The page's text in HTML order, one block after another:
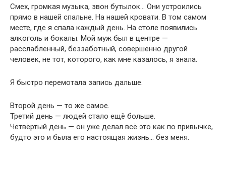
Смех, громкая музыка, звон бутылок… Они устроились
прямо в нашей спальне. На нашей кровати. В том самом
месте, где я спала каждый день. На столе появились
алкоголь и бокалы. Мой муж был в центре —
расслабленный, беззаботный, совершенно другой
человек, не тот, которого, как мне казалось, я знала.
Я быстро перемотала запись дальше.
Второй день — то же самое.
Третий день — людей стало ещё больше.
Четвёртый день — он уже делал всё это как по привычке,
будто это и была его настоящая жизнь… без меня.